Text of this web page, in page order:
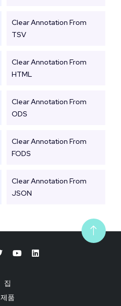
Clear Annotation From
TSV
Clear Annotation From
HTML
Clear Annotation From
ODS
Clear Annotation From
FODS
Clear Annotation From
JSON
집
제품